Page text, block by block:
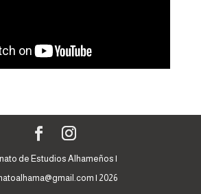
de Estudios Alhameños |
| 2026